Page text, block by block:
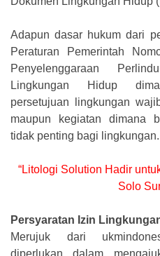
Adapun dasar hukum dari
Peraturan Pemerintah
Penyelenggaraan
Lingkungan Hidup
persetujuan lingkungan
maupun kegiatan dimana
tidak penting bagi lingkungan.
“Litologi Solution Hadir
Solo
Persyaratan Izin
Merujuk dari
diperlukan dalam